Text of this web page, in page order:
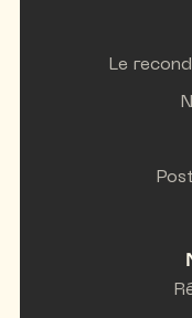
Le